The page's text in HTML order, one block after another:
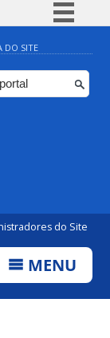
BR
DO SITE
do Site
MENU